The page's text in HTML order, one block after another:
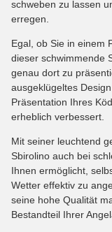
schweben zu lassen
erregen.
Egal, ob Sie in einem
dieser schwimmende
genau dort zu
ausgeklügeltes
Präsentation Ihres
erheblich verbessert.
Mit seiner leuchtend
Sbirolino auch bei
Ihnen ermöglicht,
Wetter effektiv zu
seine hohe Qualität
Bestandteil Ihrer